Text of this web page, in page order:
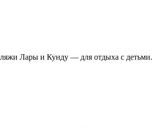
Лары и Кунду — для отдыха с детьми.